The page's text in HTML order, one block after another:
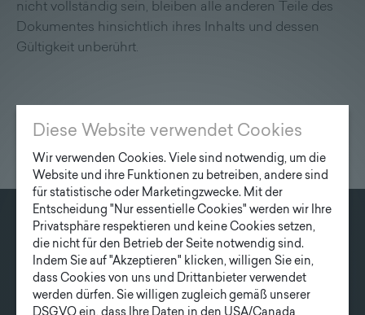
Kontakt Jobs
nicht vollständig sein, bleiben alle anderen Teile des
Dokumentes hinsichtlich ihres Inhalts und dessen
Gültigkeit unberührt.
KONTAKT
Fonatsch GmbH
Industriestraße 6
3390 Melk
Diese Website verwendet Cookies
Wir verwenden Cookies. Viele sind notwendig, um die
Website und ihre Funktionen zu betreiben, andere sind
für statistische oder Marketingzwecke. Mit der
Entscheidung "Nur essentielle Cookies" werden wir Ihre
Privatsphäre respektieren und keine Cookies setzen,
die nicht für den Betrieb der Seite notwendig sind.
Indem Sie auf "Akzeptieren" klicken, willigen Sie ein,
dass Cookies von uns und Drittanbieter verwendet
werden dürfen. Sie willigen zugleich gemäß unserer